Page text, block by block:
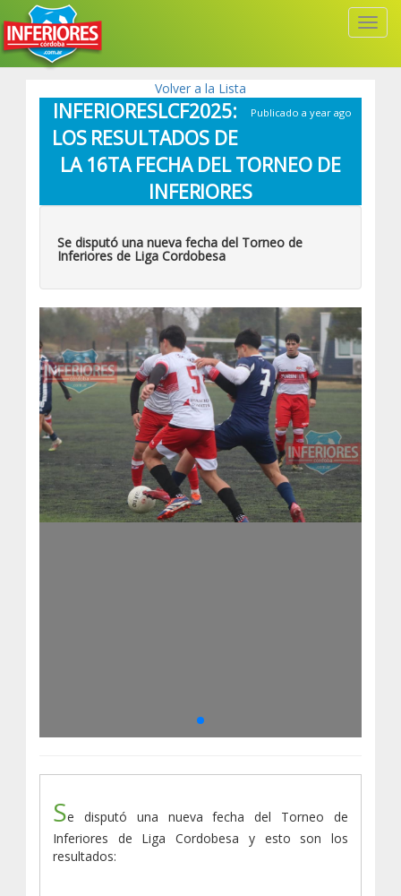
Volver a la Lista
Publicado a year ago
INFERIORESLCF2025:
LOS RESULTADOS DE
LA 16TA FECHA DEL TORNEO DE
INFERIORES
Se disputó una nueva fecha del Torneo de
Inferiores de Liga Cordobesa
Se disputó una nueva fecha del Torneo de
Inferiores de Liga Cordobesa y esto son los
resultados: